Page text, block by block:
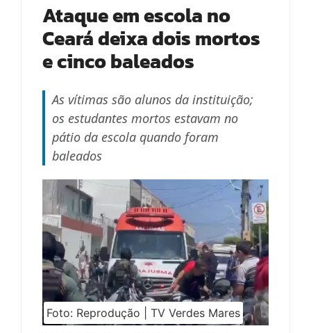
Ataque em escola no
Ceará deixa dois mortos
e cinco baleados
As vítimas são alunos da instituição;
os estudantes mortos estavam no
pátio da escola quando foram
baleados
Foto: Reprodução | TV Verdes Mares